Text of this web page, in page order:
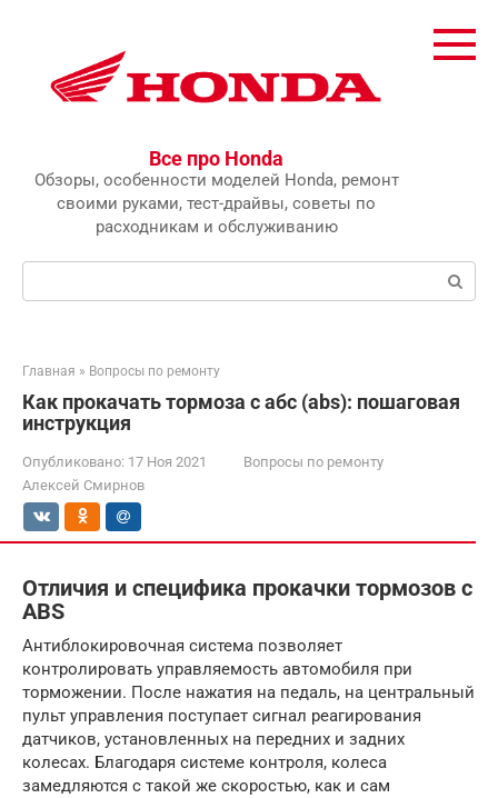
Все про Honda
Обзоры, особенности моделей Honda, ремонт
своими руками, тест-драйвы, советы по
расходникам и обслуживанию
Главная » Вопросы по ремонту
Как прокачать тормоза с абс (abs): пошаговая
инструкция
Опубликовано: 17 Ноя 2021
Вопросы по ремонту
Алексей Смирнов
Отличия и специфика прокачки тормозов с
ABS
Антиблокировочная система позволяет
контролировать управляемость автомобиля при
торможении. После нажатия на педаль, на центральный
пульт управления поступает сигнал реагирования
датчиков, установленных на передних и задних
колесах. Благодаря системе контроля, колеса
замедляются с такой же скоростью, как и сам